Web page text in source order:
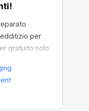
per
gratuito solo
durante il
!